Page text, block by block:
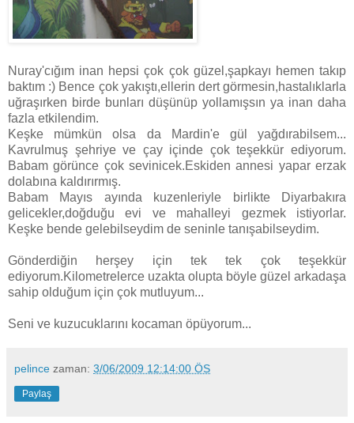
Nuray'cığım inan hepsi çok çok güzel,şapkayı hemen takıp
baktım :) Bence çok yakıştı,ellerin dert görmesin,hastalıklarla
uğraşırken birde bunları düşünüp yollamışsın ya inan daha
fazla etkilendim.
Keşke mümkün olsa da Mardin'e gül yağdırabilsem...
Kavrulmuş şehriye ve çay içinde çok teşekkür ediyorum.
Babam görünce çok sevinicek.Eskiden annesi yapar erzak
dolabına kaldırırmış.
Babam Mayıs ayında kuzenleriyle birlikte Diyarbakıra
gelicekler,doğduğu evi ve mahalleyi gezmek istiyorlar.
Keşke bende gelebilseydim de seninle tanışabilseydim.
Gönderdiğin herşey için tek tek çok teşekkür
ediyorum.Kilometrelerce uzakta olupta böyle güzel arkadaşa
sahip olduğum için çok mutluyum...
Seni ve kuzucuklarını kocaman öpüyorum...
pelince zaman: 3/06/2009 12:14:00 ÖS
Paylaş